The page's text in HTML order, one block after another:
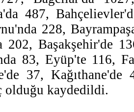
487,
228,
202, Başakşehir'de
83, Eyüp'te 116,
37,
olduğu kaydedildi.